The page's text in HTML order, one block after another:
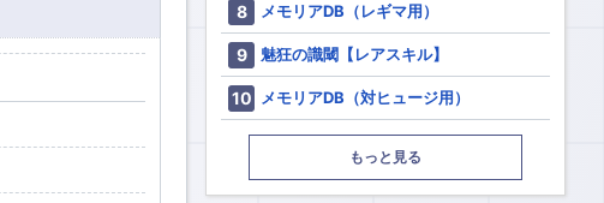
メモリアDB（レギマ用）
魅狂の識閾【レアスキル】
メモリアDB（対ヒュージ用）
もっと見る